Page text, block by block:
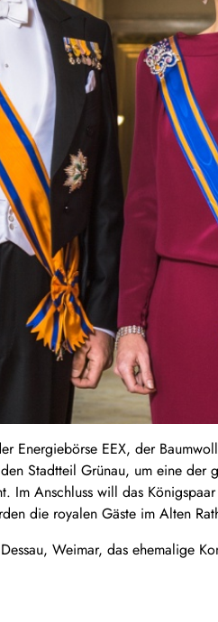
Energiebörse EEX, der
Stadtteil Grünau, um eine der
Im Anschluss will das
die royalen Gäste im Alten
Weimar, das ehemalige